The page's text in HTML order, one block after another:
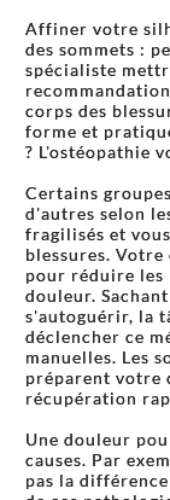
Affiner votre
des sommets :
spécialiste
corps des
forme et
? L'ostéopathie
Certains
d'autres selon
fragilisés et
blessures.
pour réduire les
douleur.
s'autoguérir, la
déclencher ce
manuelles. Les
préparent votre
récupération
Une douleur
causes. Par
pas la